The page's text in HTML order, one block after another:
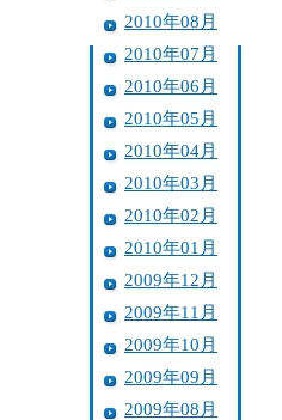
2010年08月
2010年07月
2010年06月
2010年05月
2010年04月
2010年03月
2010年02月
2010年01月
2009年12月
2009年11月
2009年10月
2009年09月
2009年08月